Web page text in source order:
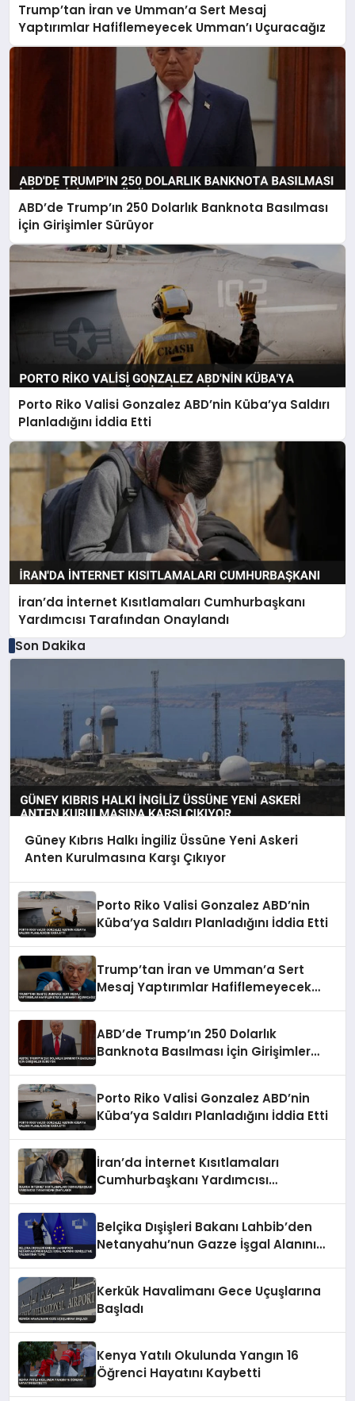
Trump’tan İran ve Umman’a Sert Mesaj
Yaptırımlar Hafiflemeyecek Umman’ı Uçuracağız
ABD’de Trump’ın 250 Dolarlık Banknota Basılması
İçin Girişimler Sürüyor
Porto Riko Valisi Gonzalez ABD’nin Küba’ya Saldırı
Planladığını İddia Etti
İran’da İnternet Kısıtlamaları Cumhurbaşkanı
Yardımcısı Tarafından Onaylandı
Son Dakika
Güney Kıbrıs Halkı İngiliz Üssüne Yeni Askeri
Anten Kurulmasına Karşı Çıkıyor
Porto Riko Valisi Gonzalez ABD’nin
Küba’ya Saldırı Planladığını İddia Etti
Trump’tan İran ve Umman’a Sert
Mesaj Yaptırımlar Hafiflemeyecek
ABD’de Trump’ın 250 Dolarlık
Banknota Basılması İçin Girişimler
Porto Riko Valisi Gonzalez ABD’nin
Küba’ya Saldırı Planladığını İddia Etti
İran’da İnternet Kısıtlamaları
Cumhurbaşkanı Yardımcısı
Belçika Dışişleri Bakanı Lahbib’den
Netanyahu’nun Gazze İşgal Alanını
Kerkük Havalimanı Gece Uçuşlarına
Başladı
Kenya Yatılı Okulunda Yangın 16
Öğrenci Hayatını Kaybetti